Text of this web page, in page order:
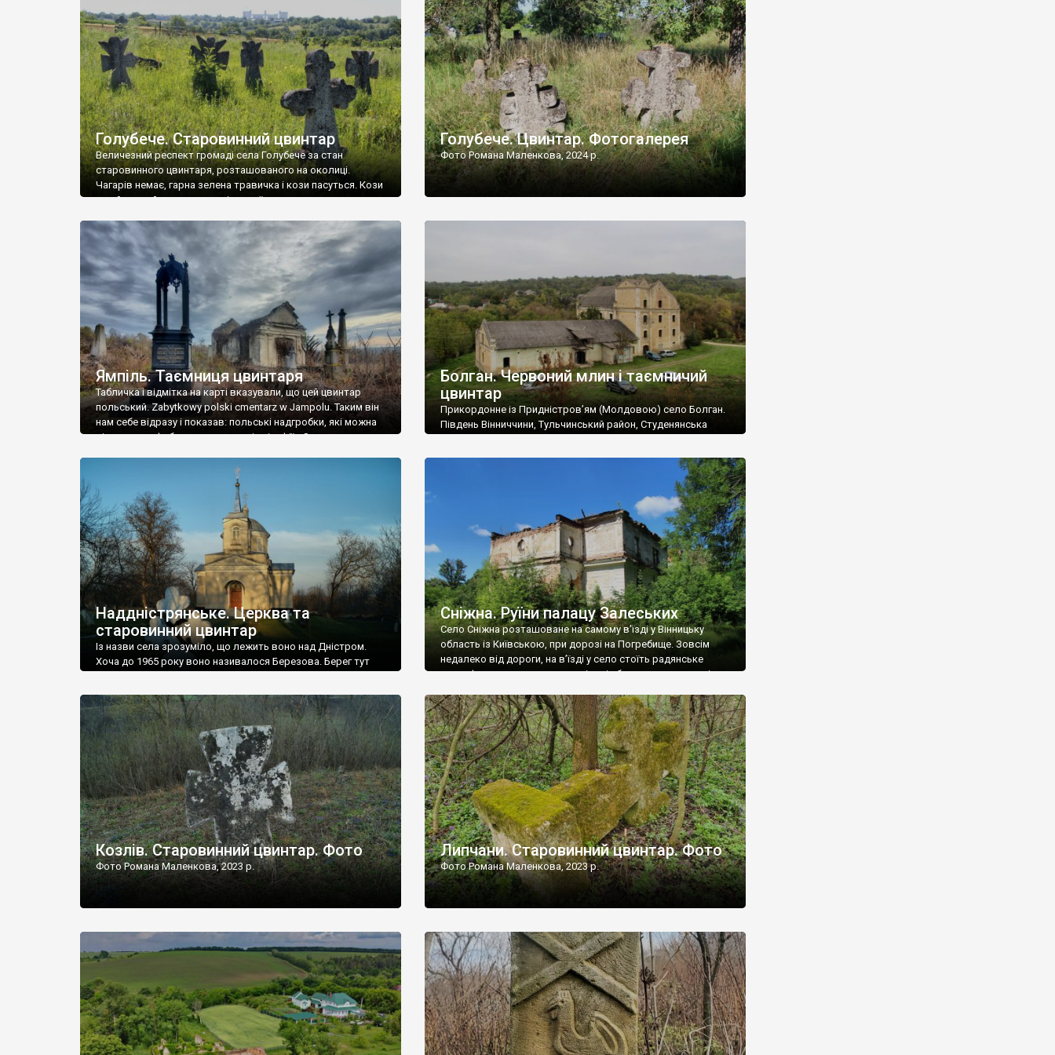
[…]
Голубече. Старовинний цвинтар
Величезний респект громаді села Голубече за стан
старовинного цвинтаря, розташованого на околиці.
Чагарів немає, гарна зелена травичка і кози пасуться. Кози
– найкращий регулятор шкідливої, для старих кладовищ,
бруньками, кози ті бруньки обгризають, бо то улюблений
делікатес. На цвинтарі у Голубечому ціла колекція
різноманітних форм хрестів. Село відносно невелике, […]
Голубече. Цвинтар. Фотогалерея
Фото Романа Маленкова, 2024 р.
Ямпіль. Таємниця цвинтаря
Табличка і відмітка на карті вказували, що цей цвинтар
польський. Zabytkowy polski cmentarz w Jampolu. Таким він
нам себе відразу і показав: польські надгробки, які можна
віднести до фабричних, польські епітафії… Загалом цвинтар
виявилося більше семи гектарів. Перше враження про
абсолютну звичайність польського цвинтаря виявилося
оманливим – […]
Болган. Червоний млин і таємничий
цвинтар
Прикордонне із Придністров’ям (Молдовою) село Болган.
Південь Вінниччини, Тульчинський район, Студенянська
старовинний цвинтар із кам’яними хрестами. Всі епітафії, які
збереглися, написані кирилицею, церковнослов’янською
мовою. За всіма традиційними ознаками – цвинтар
український. Хрести датуються 19 століттям. У 1924-1940
роках Болган […]
Наддністрянське. Церква та
старовинний цвинтар
Із назви села зрозуміло, що лежить воно над Дністром.
Хоча до 1965 року воно називалося Березова. Берег тут
Наддністрянське відрізняється від більшості навколишніх
сіл. У селі є мурована Михайлівська церква. Точної дати […]
Сніжна. Руїни палацу Залеських
Село Сніжна розташоване на самому в’їзді у Вінницьку
область із Київською, при дорозі на Погребище. Зовсім
недалеко від дороги, на в’їзді у село стоїть радянське
рельєфне пано, яке показує жінку і яблуню, а трохи далі,
дороги їх не видно, але видно дві стареньких колії у траві –
[…]
Козлів. Старовинний цвинтар. Фото
Фото Романа Маленкова, 2023 р.
Липчани. Старовинний цвинтар. Фото
Фото Романа Маленкова, 2023 р.